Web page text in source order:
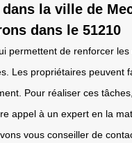
la ville de
dans le 51210
permettent de renforcer
Les propriétaires peuvent
Pour réaliser ces
appel à un expert en la
vous conseiller de